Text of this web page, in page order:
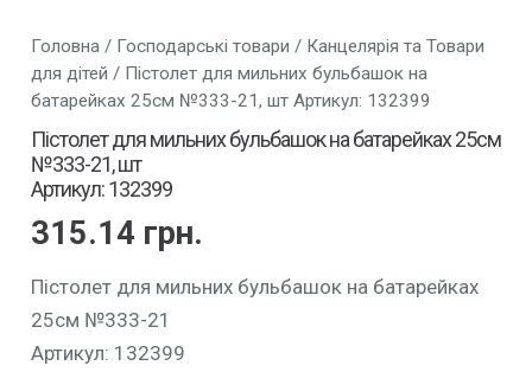
Головна/ Господарські товари / Канцелярія та Товари
для дітей / Пістолет для мильних бульбашок на
батарейках 25см №333-21, шт Артикул: 132399
Пістолет для мильних бульбашок на батарейках 25см
№333-21, шт
Артикул: 132399
315.14 грн.
Пістолет для мильних бульбашок на батарейках
25см №333-21
Артикул: 132399